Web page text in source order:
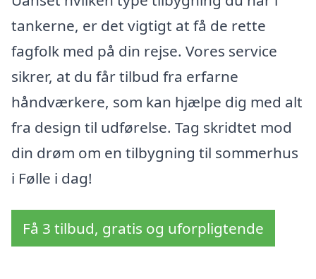
tankerne, er det vigtigt at få de rette
fagfolk med på din rejse. Vores service
sikrer, at du får tilbud fra erfarne
håndværkere, som kan hjælpe dig med alt
fra design til udførelse. Tag skridtet mod
din drøm om en tilbygning til sommerhus
i Følle i dag!
Få 3 tilbud, gratis og uforpligtende